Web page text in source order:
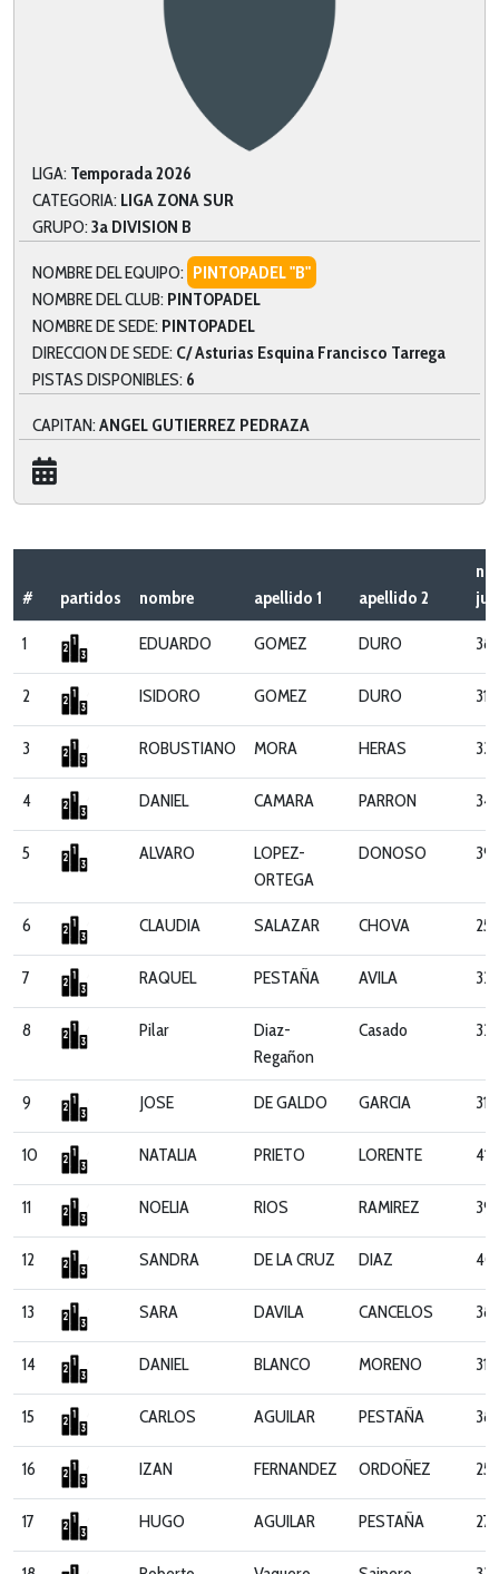
LIGA: Temporada 2026
CATEGORIA: LIGA ZONA SUR
GRUPO:3a DIVISION B
NOMBRE DEL EQUIPO: PINTOPADEL "B"
NOMBRE DEL CLUB: PINTOPADEL
NOMBRE DE SEDE: PINTOPADEL
DIRECCION DE SEDE: C/ Asturias Esquina Francisco Tarrega
PISTAS DISPONIBLES: 6
CAPITAN:ANGEL GUTIERREZ PEDRAZA
# partidos nombre apellido 1 apellido 2
nº
1 EDUARDO GOMEZ DURO
2 ISIDORO GOMEZ DURO
3 ROBUSTIANO MORA HERAS
4 DANIEL CAMARA PARRON
5 ALVARO
LOPEZ-
ORTEGA
DONOSO
6 CLAUDIA SALAZAR CHOVA
7 RAQUEL PESTAÑA AVILA
8 Pilar
Diaz-
Regañon
Casado
9 JOSE DE GALDO GARCIA
10 NATALIA PRIETO LORENTE
11 NOELIA RIOS RAMIREZ
12 SANDRA DE LA CRUZ DIAZ
13 SARA DAVILA CANCELOS
14 DANIEL BLANCO MORENO
15 CARLOS AGUILAR PESTAÑA
16 IZAN FERNANDEZ ORDOÑEZ
17 HUGO AGUILAR PESTAÑA